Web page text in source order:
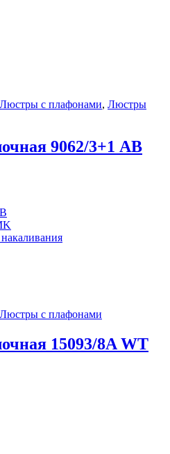
Люстры с плафонами, Люстры
9062/3+1 AB
Люстры с плафонами
15093/8A WT